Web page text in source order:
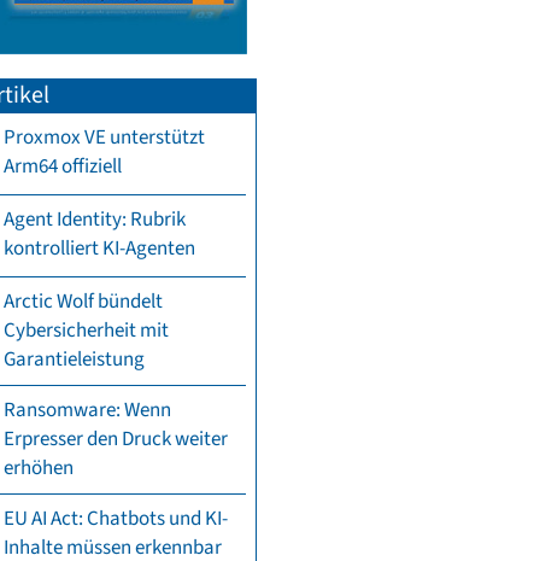
Proxmox VE unterstützt
Arm64 offiziell
Agent Identity: Rubrik
kontrolliert KI-Agenten
Arctic Wolf bündelt
Cybersicherheit mit
Garantieleistung
Ransomware: Wenn
Erpresser den Druck weiter
erhöhen
EU AI Act: Chatbots und KI-
Inhalte müssen erkennbar